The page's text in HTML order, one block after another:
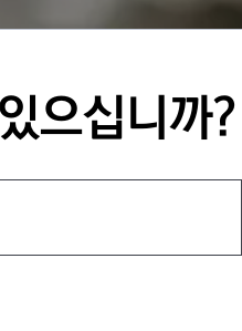
으십니까?